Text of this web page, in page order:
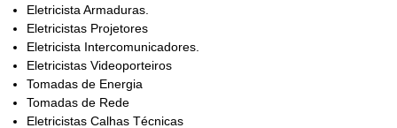
Eletricista Armaduras.
Eletricistas Projetores
Eletricista Intercomunicadores.
Eletricistas Videoporteiros
Tomadas de Energia
Tomadas de Rede
Eletricistas Calhas Técnicas